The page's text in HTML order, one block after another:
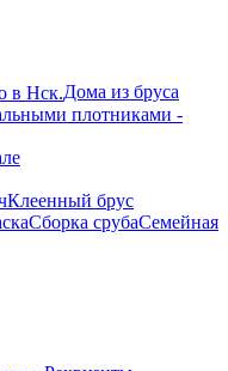
Дома из бруса
Клеенный брус
Сборка срубаСемейная